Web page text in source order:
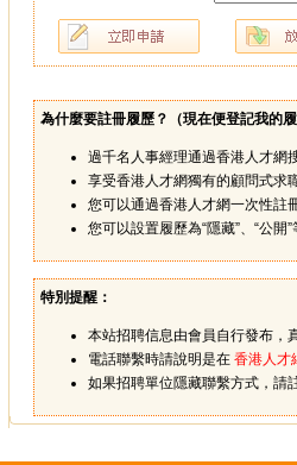
為什麼要註冊履歷？（現在便登記我的
過千名人事經理通過香港人才網
享受香港人才網獨有的顧問式求
您可以通過香港人才網一次性註
您可以設置履歷為“隱藏”、“公
特別提醒：
本站招聘信息由會員自行發布，
電話聯繫時請說明是在 香港人才
如果招聘單位隱藏聯繫方式，請